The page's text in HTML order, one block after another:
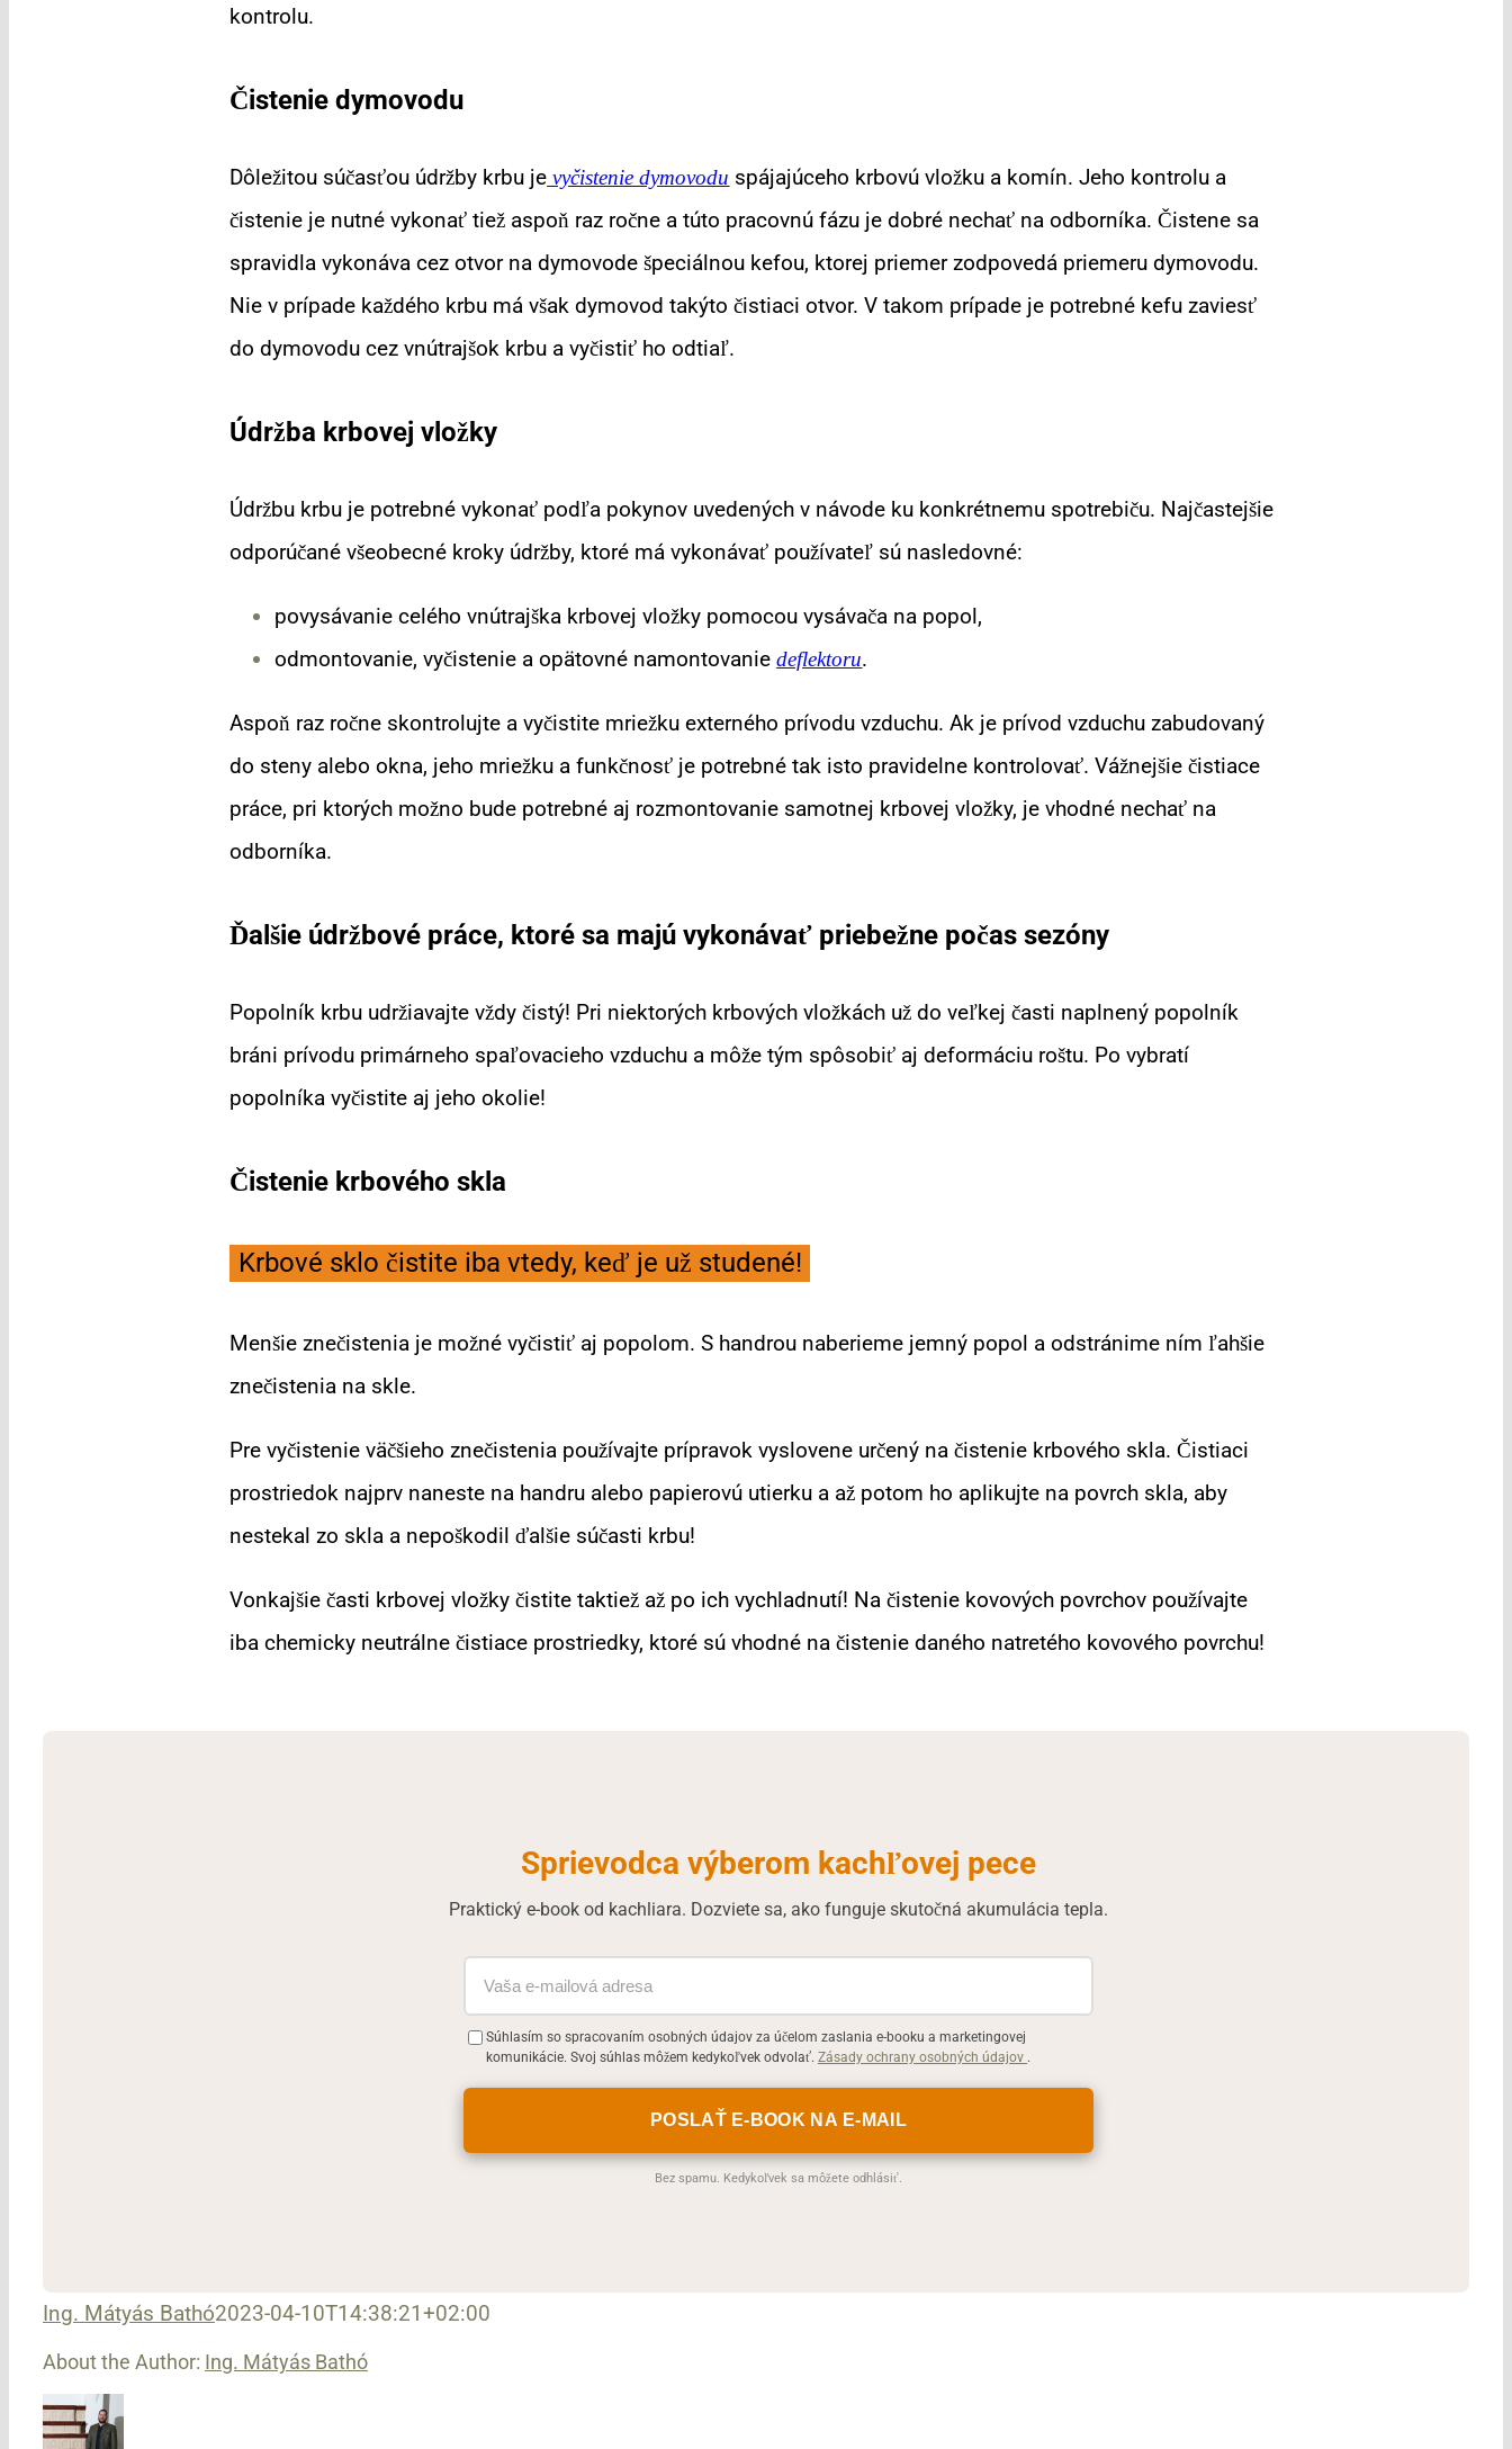
kontrolu.
Čistenie dymovodu
Dôležitou súčasťou údržby krbu je vyčistenie dymovodu spájajúceho krbovú vložku a komín. Jeho kontrolu a
čistenie je nutné vykonať tiež aspoň raz ročne a túto pracovnú fázu je dobré nechať na odborníka. Čistene sa
spravidla vykonáva cez otvor na dymovode špeciálnou kefou, ktorej priemer zodpovedá priemeru dymovodu.
Nie v prípade každého krbu má však dymovod takýto čistiaci otvor. V takom prípade je potrebné kefu zaviesť
do dymovodu cez vnútrajšok krbu a vyčistiť ho odtiaľ.
Údržba krbovej vložky
Údržbu krbu je potrebné vykonať podľa pokynov uvedených v návode ku konkrétnemu spotrebiču. Najčastejšie
odporúčané všeobecné kroky údržby, ktoré má vykonávať používateľ sú nasledovné:
povysávanie celého vnútrajška krbovej vložky pomocou vysávača na popol,
odmontovanie, vyčistenie a opätovné namontovaniedeflektoru.
Aspoň raz ročne skontrolujte a vyčistite mriežku externého prívodu vzduchu. Ak je prívod vzduchu zabudovaný
do steny alebo okna, jeho mriežku a funkčnosť je potrebné tak isto pravidelne kontrolovať. Vážnejšie čistiace
práce, pri ktorých možno bude potrebné aj rozmontovanie samotnej krbovej vložky, je vhodné nechať na
odborníka.
Ďalšie údržbové práce, ktoré sa majú vykonávať priebežne počas sezóny
Popolník krbu udržiavajte vždy čistý! Pri niektorých krbových vložkách už do veľkej časti naplnený popolník
bráni prívodu primárneho spaľovacieho vzduchu a môže tým spôsobiť aj deformáciu roštu. Po vybratí
popolníka vyčistite aj jeho okolie!
Čistenie krbového skla
Krbové sklo čistite iba vtedy, keď je už studené!
Menšie znečistenia je možné vyčistiť aj popolom. S handrou naberieme jemný popol a odstránime ním ľahšie
znečistenia na skle.
Pre vyčistenie väčšieho znečistenia používajte prípravok vyslovene určený na čistenie krbového skla. Čistiaci
prostriedok najprv naneste na handru alebo papierovú utierku a až potom ho aplikujte na povrch skla, aby
nestekal zo skla a nepoškodil ďalšie súčasti krbu!
Vonkajšie časti krbovej vložky čistite taktiež až po ich vychladnutí! Na čistenie kovových povrchov používajte
iba chemicky neutrálne čistiace prostriedky, ktoré sú vhodné na čistenie daného natretého kovového povrchu!
Sprievodca výberom kachľovej pece
Praktický e-book od kachliara. Dozviete sa, ako funguje skutočná akumulácia tepla.
Súhlasím so spracovaním osobných údajov za účelom zaslania e-booku a marketingovej
komunikácie. Svoj súhlas môžem kedykoľvek odvolať. Zásady ochrany osobných údajov .
Bez spamu. Kedykoľvek sa môžete odhlásiť.
Ing. Mátyás Bathó2023-04-10T14:38:21+02:00
About the Author: Ing. Mátyás Bathó